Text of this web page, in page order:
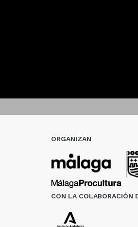
ORGANIZAN
CON LA COLABORACIÓN